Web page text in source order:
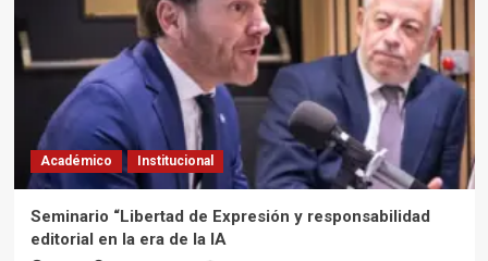
Académico Institucional
Seminario “Libertad de Expresión y responsabilidad
editorial en la era de la IA